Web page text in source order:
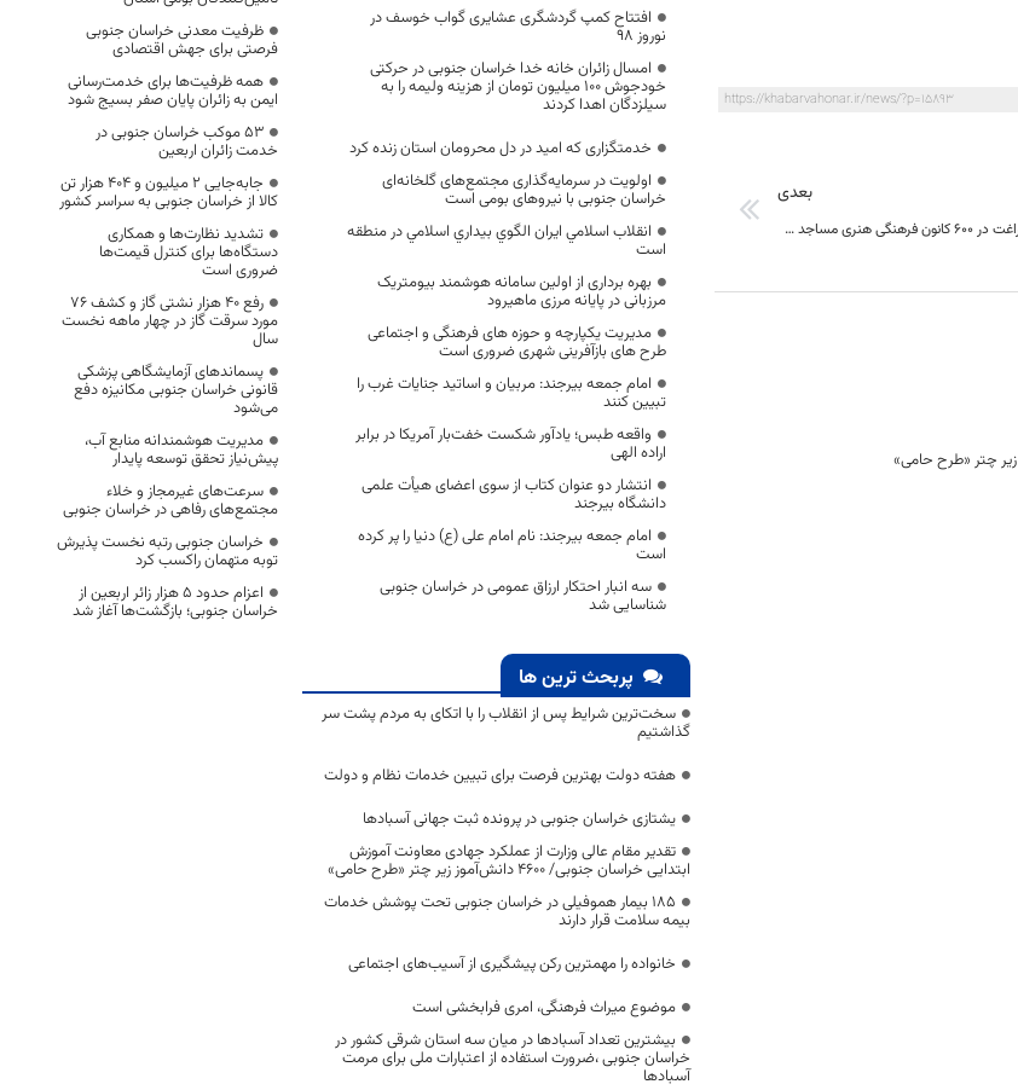
https://khabarvahonar.ir/news/?p=15893
بعدی
‌اجرای برنامه‌های اوقات فراغت در ۶۰۰ کانون فرهنگی هنری مساجد خراسان جنوبی‌
افتتاح کمپ گردشگری عشایری گواب خوسف در
نوروز 98
امسال زائران خانه خدا خراسان جنوبی در حرکتی
خودجوش ۱۰۰ میلیون تومان از هزینه ولیمه را به
سیلزدگان اهدا کردند
خدمتگزاری که امید در دل محرومان استان زنده کرد
اولویت در سرمایه‌گذاری مجتمع‌های گلخانه‌ای
خراسان جنوبی با نیروهای بومی است
انقلاب اسلامي ايران الگوي بيداري اسلامي در منطقه
است
بهره برداری از اولین سامانه هوشمند بیومتریک
مرزبانی در پایانه مرزی ماهیرود
مدیریت یکپارچه و حوزه های فرهنگی و اجتماعی
طرح های بازآفرینی شهری ضروری است
امام جمعه بیرجند: مربیان و اساتید جنایات غرب را
تبیین کنند
واقعه طبس؛ یادآور شکست خفت‌بار آمریکا در برابر
اراده الهی
انتشار دو عنوان کتاب از سوی اعضای هیأت علمی
دانشگاه بیرجند
امام جمعه بیرجند: نام امام علی (ع) دنیا را پر کرده
است
سه انبار احتکار ارزاق عمومی در خراسان جنوبی
شناسایی شد
پربحث ترین ها
سخت‌ترین شرایط پس از انقلاب را با اتکای به مردم پشت سر
گذاشتیم
هفته دولت بهترین فرصت برای تبیین خدمات نظام و دولت
یشتازی خراسان جنوبی در پرونده ثبت جهانی آسبادها
تقدیر مقام عالی وزارت از عملکرد جهادی معاونت آموزش
ابتدایی خراسان جنوبی/ ۴۶۰۰ دانش‌آموز زیر چتر «طرح حامی»
۱۸۵ بیمار هموفیلی در خراسان جنوبی تحت پوشش خدمات
بیمه سلامت قرار دارند
خانواده را مهمترین رکن پیشگیری از آسیب‌های اجتماعی
موضوع میراث فرهنگی، امری فرابخشی است
بیشترین تعداد آسبادها در میان سه استان شرقی کشور در
خراسان جنوبی ،ضرورت استفاده از اعتبارات ملی برای مرمت
آسبادها
ظرفیت معدنی خراسان جنوبی
فرصتی برای جهش اقتصادی
همه ظرفیت‌ها برای خدمت‌رسانی
ایمن به زائران پایان صفر بسیج شود
53 موکب خراسان جنوبی در
خدمت زائران اربعین
جابه‌جایی 2 میلیون و 404 هزار تن
کالا از خراسان جنوبی به سراسر کشور
تشدید نظارت‌ها و همکاری
دستگاه‌ها برای کنترل قیمت‌ها
ضروری است
رفع 40 هزار نشتی گاز و کشف 76
مورد سرقت گاز در چهار ماهه نخست
سال
پسماندهای آزمایشگاهی پزشکی
قانونی خراسان جنوبی مکانیزه دفع
می‌شود
مدیریت هوشمندانه منابع آب،
پیش‌نیاز تحقق توسعه پایدار
سرعت‌های غیرمجاز و خلاء
مجتمع‌های رفاهی در خراسان جنوبی
خراسان جنوبی رتبه نخست پذیرش
توبه متهمان راکسب کرد
اعزام حدود 5 هزار زائر اربعین از
خراسان جنوبی؛ بازگشت‌ها آغاز شد